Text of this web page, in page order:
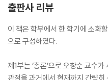
3. 성격의 역동
4. 성격유형 및 성격발달
5. 융과 프로이트의 비교
제5장 자아심리이론: 아들러, 에릭
출판사 리뷰
이 책은 학부에서 한 학기에 소화
으로 구성하였다.
제1부는 ‘총론’으로 오창순 교수
관점을 과거에서 현재까지 간략